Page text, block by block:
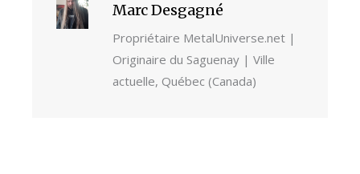
Marc Desgagné
Propriétaire MetalUniverse.net |
Originaire du Saguenay | Ville
actuelle, Québec (Canada)